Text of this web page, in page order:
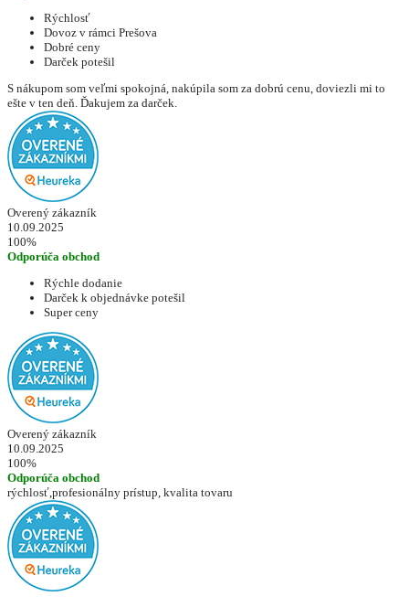
Rýchlosť
Dovoz v rámci Prešova
Dobré ceny
Darček potešil
S nákupom som veľmi spokojná, nakúpila som za dobrú cenu, doviezli mi to
ešte v ten deň. Ďakujem za darček.
Overený zákazník
10.09.2025
100%
Odporúča obchod
Rýchle dodanie
Darček k objednávke potešil
Super ceny
Overený zákazník
10.09.2025
100%
Odporúča obchod
rýchlosť,profesionálny prístup, kvalita tovaru